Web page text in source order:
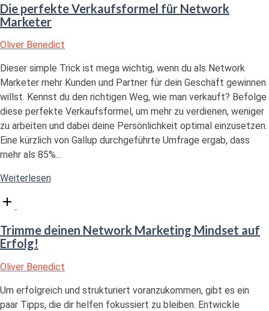
für
dein
Network
Die perfekte Verkaufsformel für Network
Marketer
Oliver Benedict
Dieser simple Trick ist mega wichtig, wenn du als Network
Marketer mehr Kunden und Partner für dein Geschäft gewinnen
willst. Kennst du den richtigen Weg, wie man verkauft? Befolge
diese perfekte Verkaufsformel, um mehr zu verdienen, weniger
zu arbeiten und dabei deine Persönlichkeit optimal einzusetzen.
Eine kürzlich von Gallup durchgeführte Umfrage ergab, dass
mehr als 85%...
"Die
Verkaufsformel
Network
Marketer"
Weiterlesen
Open
Trimme deinen Network Marketing Mindset auf
Erfolg!
Oliver Benedict
Um erfolgreich und strukturiert voranzukommen, gibt es ein
paar Tipps, die dir helfen fokussiert zu bleiben. Entwickle